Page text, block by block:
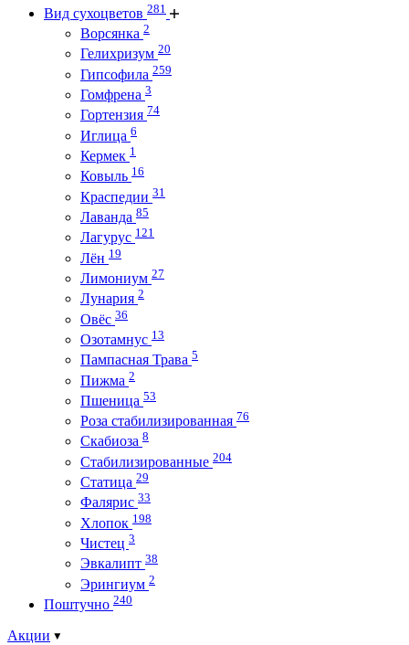
Вид сухоцветов 281
Ворсянка 2
Гелихризум 20
Гипсофила 259
Гомфрена 3
Гортензия 74
Иглица 6
Кермек 1
Ковыль 16
Краспедии 31
Лаванда 85
Лагурус 121
Лён 19
Лимониум 27
Лунария 2
Овёс 36
Озотамнус 13
Пампасная Трава 5
Пижма 2
Пшеница 53
Роза стабилизированная 76
Скабиоза 8
Стабилизированные 204
Статица 29
Фалярис 33
Хлопок 198
Чистец 3
Эвкалипт 38
Эрингиум 2
Поштучно 240
Акции